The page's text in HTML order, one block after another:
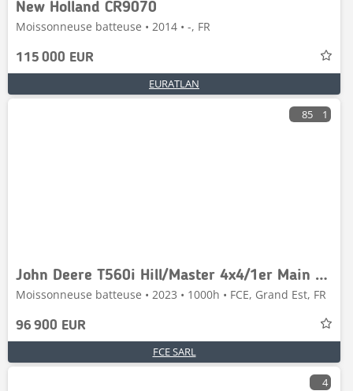
New Holland CR9070
Moissonneuse batteuse • 2014 • -, FR
115 000 EUR
EURATLAN
85 1
John Deere T560i Hill/Master 4x4/1er Main endommagée
Moissonneuse batteuse • 2023 • 1000h • FCE, Grand Est, FR
96 900 EUR
FCE SARL
4